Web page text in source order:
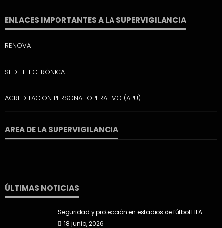
ENLACES IMPORTANTES A LA SUPERVIGILANCIA
RENOVA
SEDE ELECTRÓNICA
ACREDITACION PERSONAL OPERATIVO (APU)
AREA DE LA SUPERVIGILANCIA
ÚLTIMAS NOTICIAS
Seguridad y protección en estadios de fútbol FIFA
18 junio, 2026